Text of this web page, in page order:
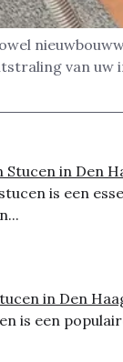
van uw
Stucen in Den
is een
in Den
is een